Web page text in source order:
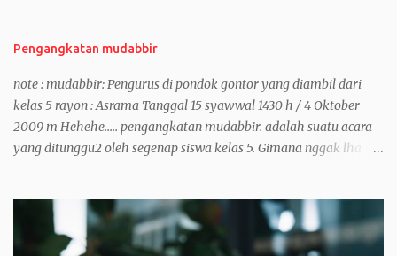
untuk persiapan ujian tulis, ya... kenapa nggak. Sama, di gontor
Perjalanan sungguh jauh. Aku sendiri masih mikir2 sebelum
berangkat gara2 saat itu aku dalam keadaan seperempat sakit
kepala. Sakit kepalanya nih, sisa dari sakit kepala 2 hari yang lalu
yang pas sebelum UAS (seperti yang kuceritakan sebelumnya). Ok
warung lalu naik bis. Perjalanan dimulai.... Nasi Sop Kikil
Pengamen di Bis (sorry gelap. kamere HPnya jele...
Pengangkatan mudabbir
note : mudabbir: Pengurus di pondok gontor yang diambil dari
kelas 5 rayon : Asrama Tanggal 15 syawwal 1430 h / 4 Oktober
2009 m Hehehe..... pengangkatan mudabbir. adalah suatu acara
yang ditunggu2 oleh segenap siswa kelas 5. Gimana nggak lha
Allah cuma itu dan gak ada kerjaan lain... tapi beda dengan orang
yang otaknya encer dia akan memanfaatkan waktukosong untuk